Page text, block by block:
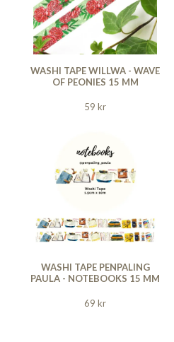
WASHI TAPE WILLWA - WAVE
OF PEONIES 15 MM
59 kr
WASHI TAPE PENPALING
PAULA - NOTEBOOKS 15 MM
69 kr